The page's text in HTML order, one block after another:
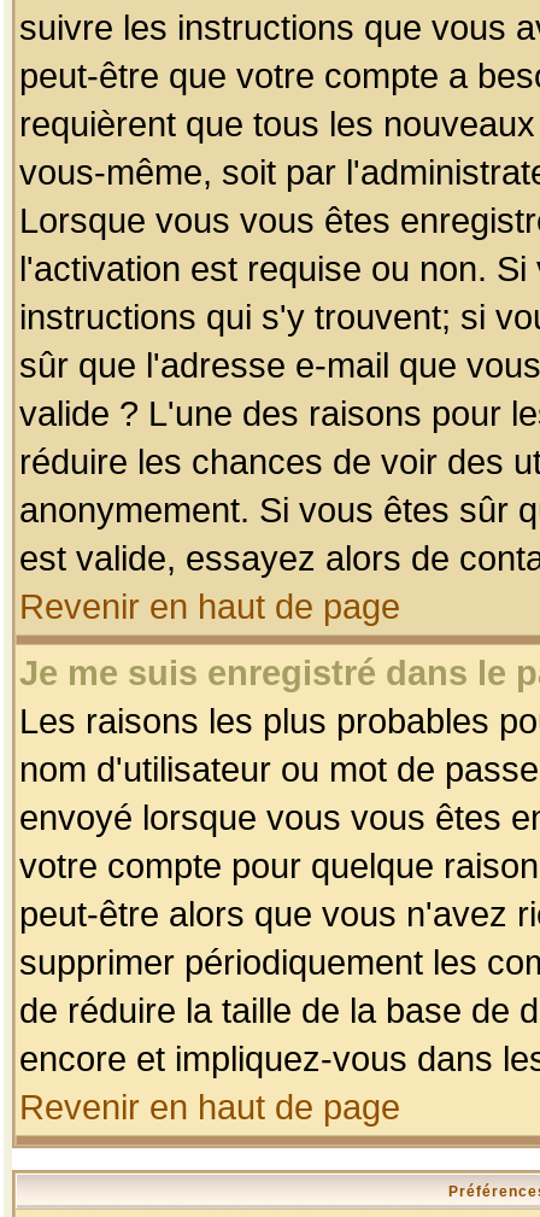
suivre les instructions que vous
peut-être que votre compte a
requièrent que tous les
vous-même, soit par
Lorsque vous vous êtes
l'activation est requise ou non.
instructions qui s'y trouvent; si
sûr que l'adresse e-mail que
valide ? L'une des raisons pour
réduire les chances de voir des
anonymement. Si vous êtes sûr
est valide, essayez alors de
Revenir en haut de page
Je me suis enregistré dans le
Les raisons les plus probables
nom d'utilisateur ou mot de
envoyé lorsque vous vous êtes
votre compte pour quelque
peut-être alors que vous n'avez
supprimer périodiquement les
de réduire la taille de la base de
encore et impliquez-vous dans
Revenir en haut de page